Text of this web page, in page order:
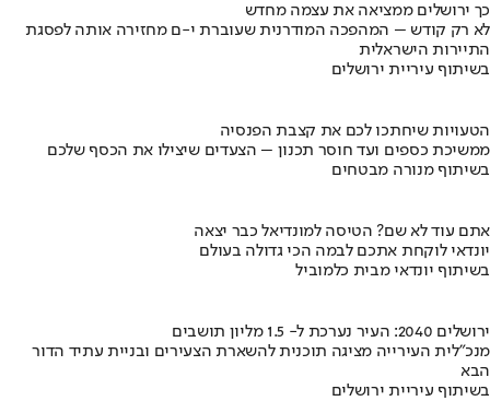
כך ירושלים ממציאה את עצמה מחדש
לא רק קודש – המהפכה המודרנית שעוברת י-ם מחזירה אותה לפסגת
התיירות הישראלית
בשיתוף עיריית ירושלים
הטעויות שיחתכו לכם את קצבת הפנסיה
ממשיכת כספים ועד חוסר תכנון – הצעדים שיצילו את הכסף שלכם
בשיתוף מנורה מבטחים
אתם עוד לא שם? הטיסה למונדיאל כבר יצאה
יונדאי לוקחת אתכם לבמה הכי גדולה בעולם
בשיתוף יונדאי מבית כלמוביל
ירושלים 2040: העיר נערכת ל- 1.5 מליון תושבים
מנכ"לית העירייה מציגה תוכנית להשארת הצעירים ובניית עתיד הדור
הבא
בשיתוף עיריית ירושלים